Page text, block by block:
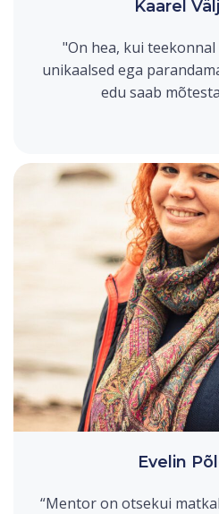
Kaarel
"On hea, kui
unikaalsed ega
edu saab
Evelin
“Mentor on otsekui